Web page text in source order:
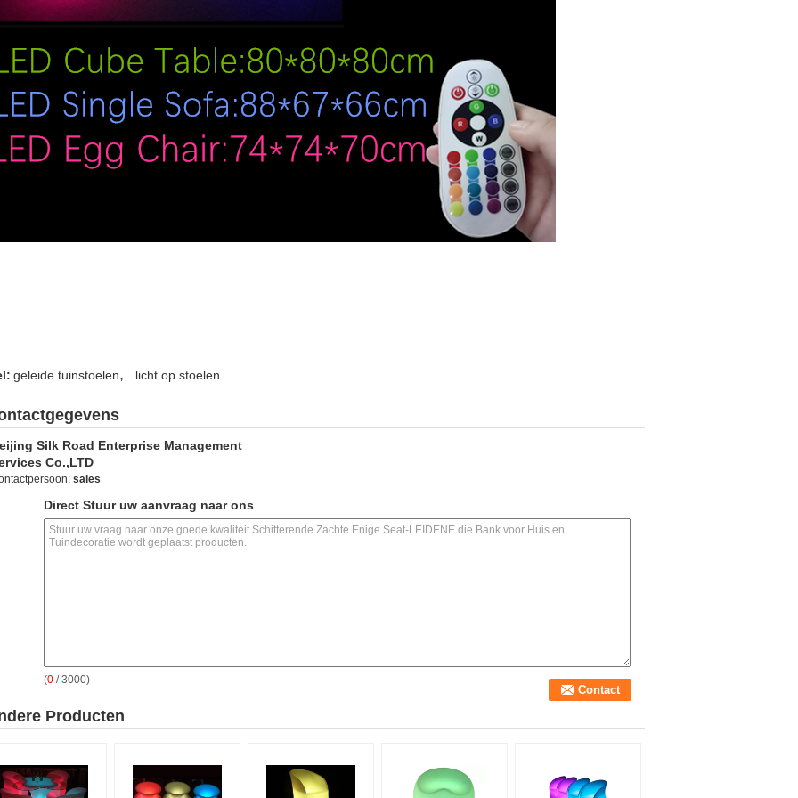
geleide tuinstoelen, licht op stoelen
Silk Road Enterprise Management
Co.,LTD
sales
Direct Stuur uw aanvraag naar ons
(0 / 3000)
Producten